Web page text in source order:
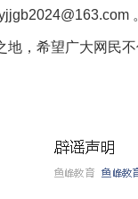
，希望广大网民不